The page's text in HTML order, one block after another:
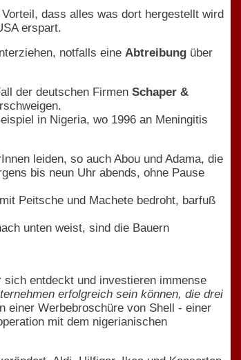
dass alles was dort hergestellt wird
erspart.
notfalls eine Abtreibung über
der deutschen Firmen Schaper &
in Nigeria, wo 1996 an Meningitis
leiden, so auch Abou und Adama, die
bis neun Uhr abends, ohne Pause
Peitsche und Machete bedroht, barfuß
unten weist, sind die Bauern
sich entdeckt und investieren immense
erfolgreich sein können, die drei
einer Werbebroschüre von Shell - einer
mit dem nigerianischen